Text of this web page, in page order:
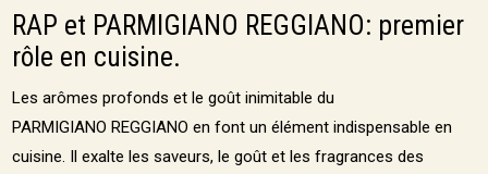
RAP et PARMIGIANO REGGIANO: premier
rôle en cuisine.
Les arômes profonds et le goût inimitable du
PARMIGIANO REGGIANO en font un élément indispensable en
cuisine. Il exalte les saveurs, le goût et les fragrances des